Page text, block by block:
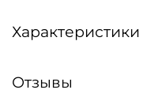
Характеристики
Отзывы